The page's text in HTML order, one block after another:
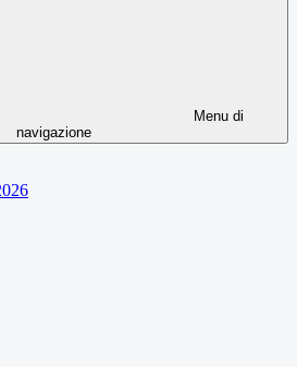
Menu di
navigazione